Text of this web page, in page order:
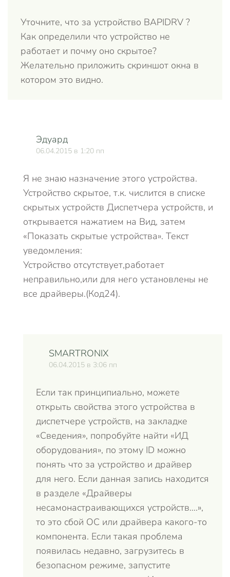
Уточните, что за устройство BAPIDRV ?
Как определили что устройство не
работает и почму оно скрытое?
Желательно приложить скриншот окна в
котором это видно.
Эдуард
06.04.2015 в 1:20 пп
Я не знаю назначение этого устройства.
Устройство скрытое, т.к. числится в списке
скрытых устройств Диспетчера устройств, и
открывается нажатием на Вид, затем
«Показать скрытые устройства». Текст
уведомления:
Устройство отсутствует,работает
неправильно,или для него установлены не
все драйверы.(Код24).
SMARTRONIX
06.04.2015 в 3:06 пп
Если так принципиально, можете
открыть свойства этого устройства в
диспетчере устройств, на закладке
«Сведения», попробуйте найти «ИД
оборудования», по этому ID можно
понять что за устройство и драйвер
для него. Если данная запись находится
в разделе «Драйверы
несамонастраивающихся устройств….»,
то это сбой ОС или драйвера какого-то
компонента. Если такая проблема
появилась недавно, загрузитесь в
безопасном режиме, запустите